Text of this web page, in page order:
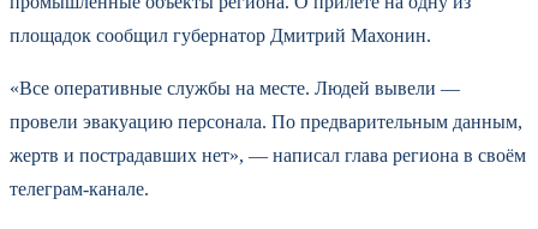
площадок сообщил губернатор Дмитрий Махонин.
«Все оперативные службы на месте. Людей вывели —
провели эвакуацию персонала. По предварительным данным,
жертв и пострадавших нет», — написал глава региона в своём
телеграм-канале.